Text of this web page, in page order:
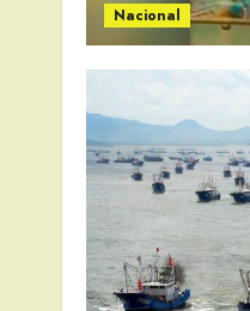
Nacional